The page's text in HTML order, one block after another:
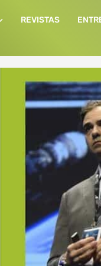
REVISTAS